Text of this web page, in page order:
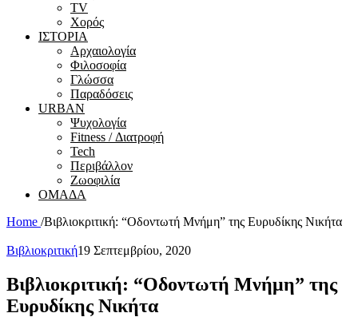
ΤV
Χορός
ΙΣΤΟΡΙΑ
Αρχαιολογία
Φιλοσοφία
Γλώσσα
Παραδόσεις
URBAN
Ψυχολογία
Fitness / Διατροφή
Tech
Περιβάλλον
Ζωοφιλία
ΟΜΑΔΑ
Home /Βιβλιοκριτική: “Οδοντωτή Μνήμη” της Ευρυδίκης Νικήτα
Βιβλιοκριτική19 Σεπτεμβρίου, 2020
Βιβλιοκριτική: “Οδοντωτή Μνήμη” της
Ευρυδίκης Νικήτα